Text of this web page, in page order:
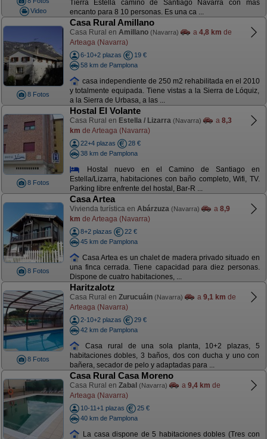
Video
Tierra Estella camino de Santiago Navarra con más
encanto para 8 10 personas. Es una ca ...
8 Fotos
Casa Rural Amillano
Casa Rural en Amillano (Navarra) a 4,8 km de
Arteaga (Navarra)
6-10+2 plazas
19 €
58 km de Pamplona
casa independiente de 250 m2 rehabilitada en el 2010
y totalmente equipada. Tiene vistas a la Sierra de Lóquiz,
a la Sierra de Urbasa, a las ...
8 Fotos
Hostal El Volante
Casa Rural en Estella / Lizarra (Navarra) a 8,3
km de Arteaga (Navarra)
22+4 plazas
28 €
38 km de Pamplona
Hostal nuevo en el Camino de Santiago en
Estella/Lizarra, habitaciones con baño completo, Wifi, TV.
Parking libre enfrente del hostal, Bar-R ...
8 Fotos
Casa Artea
Vivienda turística en Abárzuza (Navarra) a 8,9
km de Arteaga (Navarra)
8+2 plazas
22 €
45 km de Pamplona
Casa Artea es un chalet de madera privado situado en
una finca cerrada. Tiene capacidad para diez personas.
Dispone de cuatro habitaciones, ...
8 Fotos
Haritzalotz
Casa Rural en Zurucuáin (Navarra) a 9,1 km de
Arteaga (Navarra)
2-10+2 plazas
29 €
42 km de Pamplona
Casa rural de una sola planta, 10+2 plazas, 5
habitaciones dobles, 3 baños, dos con ducha y uno con
bañera, secador de pelo y adaptadas para ...
Casa Rural Casa Moreno
Casa Rural en Zabal (Navarra) a 9,4 km de
Arteaga (Navarra)
10-11+1 plazas
25 €
40 km de Pamplona
La casa dispone de 5 habitaciones dobles (Tres con